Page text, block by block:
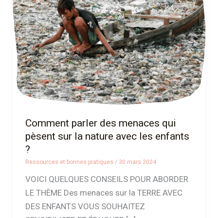
Comment parler des menaces qui
pèsent sur la nature avec les enfants
?
Ressources et bonnes pratiques / 30 mars 2024
VOICI QUELQUES CONSEILS POUR ABORDER
LE THÈME Des menaces sur la TERRE AVEC
DES ENFANTS VOUS SOUHAITEZ
menaces
qui
pèsent
sur
la
nature
avec